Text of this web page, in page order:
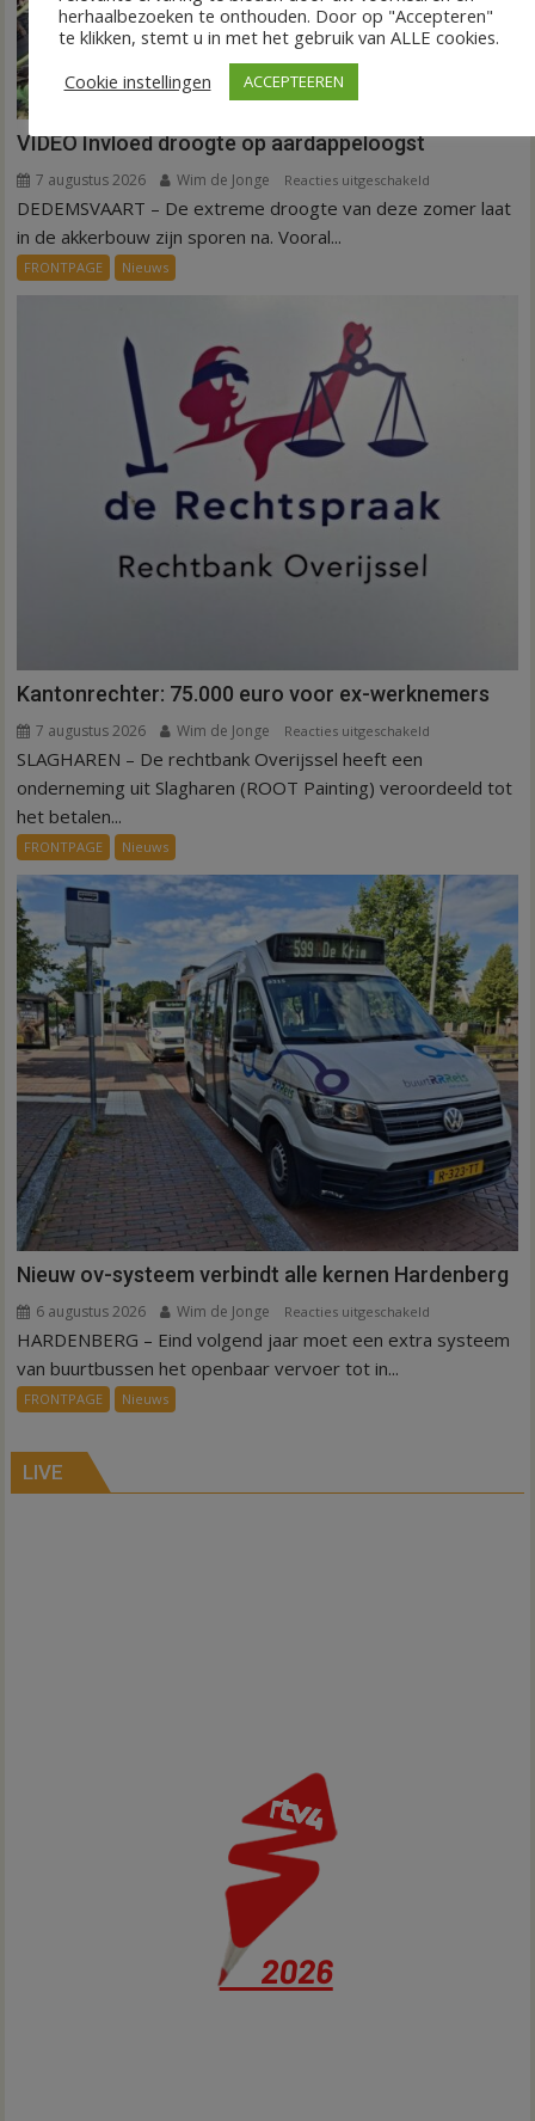
VIDEO Invloed droogte op aardappeloogst
7 augustus 2026 Wim de Jonge Reacties uitgeschakeld
VIDEO
DEDEMSVAART – De extreme droogte van deze zomer laat
in de akkerbouw zijn sporen na. Vooral...
FRONTPAGE Nieuws
Kantonrechter: 75.000 euro voor ex-werknemers
7 augustus 2026 Wim de Jonge Reacties uitgeschakeld
75.000
werknemers
SLAGHAREN – De rechtbank Overijssel heeft een
onderneming uit Slagharen (ROOT Painting) veroordeeld tot
het betalen...
FRONTPAGE Nieuws
Nieuw ov-systeem verbindt alle kernen Hardenberg
6 augustus 2026 Wim de Jonge Reacties uitgeschakeld
Nieuw
Hardenberg
HARDENBERG – Eind volgend jaar moet een extra systeem
van buurtbussen het openbaar vervoer tot in...
FRONTPAGE Nieuws
LIVE
herhaalbezoeken te onthouden. Door op "Accepteren"
te klikken, stemt u in met het gebruik van ALLE cookies.
Cookie instellingen
ACCEPTEEREN